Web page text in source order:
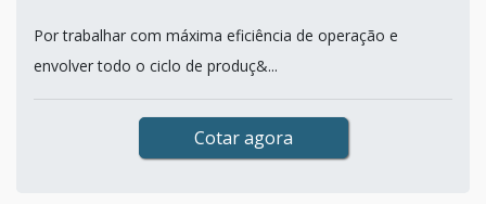
Por trabalhar com máxima eficiência de operação e
envolver todo o ciclo de produç&...
Cotar agora